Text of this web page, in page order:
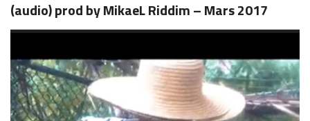
(audio) prod by MikaeL Riddim – Mars 2017